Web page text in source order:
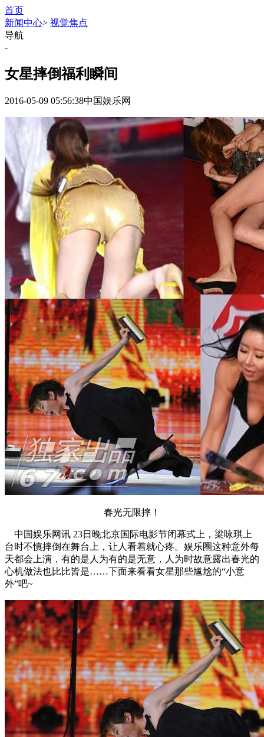
首页
新闻中心> 视觉焦点
导航
-
女星摔倒福利瞬间
2016-05-09 05:56:38中国娱乐网
春光无限摔！
中国娱乐网讯 23日晚北京国际电影节闭幕式上，梁咏琪上
台时不慎摔倒在舞台上，让人看着就心疼。娱乐圈这种意外每
天都会上演，有的是人为有的是无意，人为时故意露出春光的
心机做法也比比皆是……下面来看看女星那些尴尬的“小意
外”吧~